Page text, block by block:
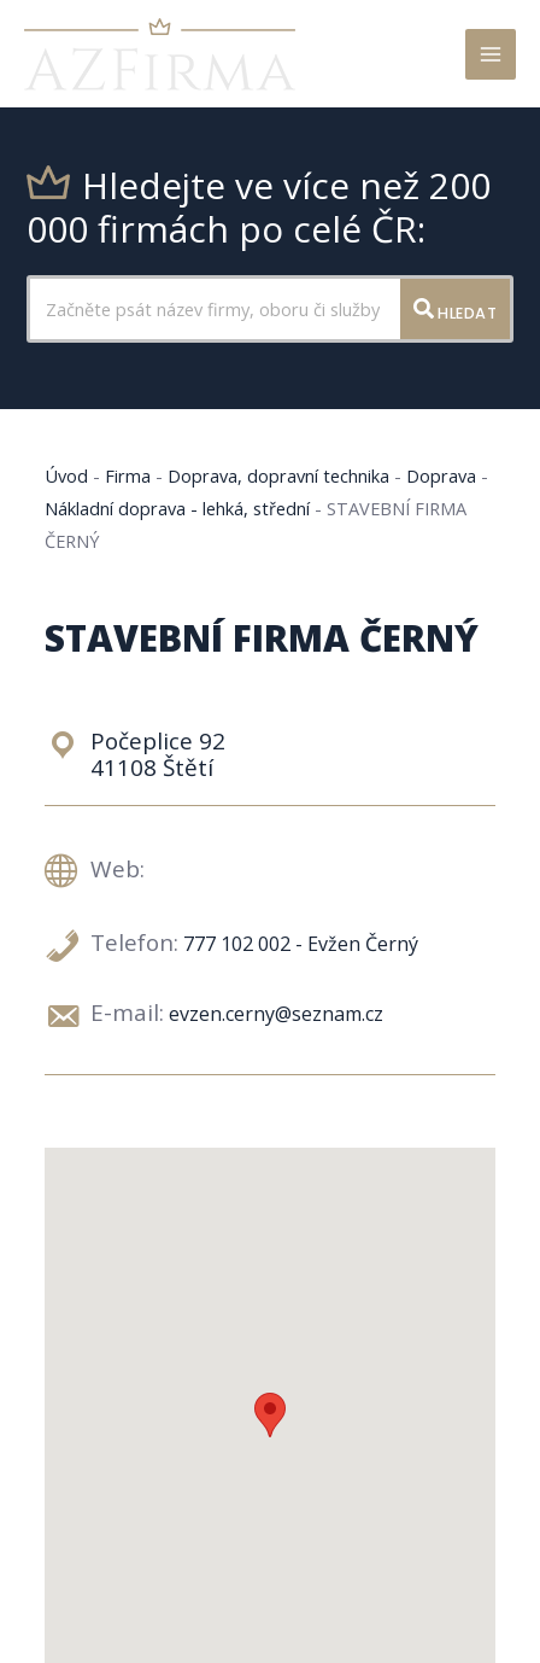
Hledejte ve více než 200
000 firmách po celé ČR:
HLEDAT
Úvod - Firma - Doprava, dopravní technika - Doprava -
Nákladní doprava - lehká, střední- STAVEBNÍ FIRMA
ČERNÝ
STAVEBNÍ FIRMA ČERNÝ
Počeplice 92
41108 Štětí
Web:
Telefon: 777 102 002 - Evžen Černý
E-mail: evzen.cerny@seznam.cz